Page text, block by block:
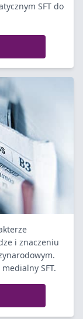
SFT do
i znaczeniu
SFT.